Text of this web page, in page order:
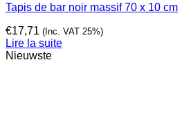
Tapis de bar noir massif 70 x 10 cm
€17,71 (Inc. VAT 25%)
Lire la suite
Nieuwste